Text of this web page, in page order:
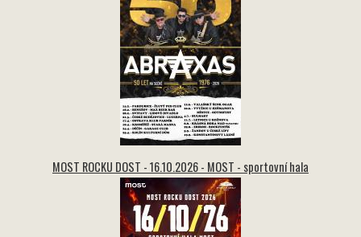
MOST ROCKU DOST - 16.10.2026 - MOST - sportovní hala